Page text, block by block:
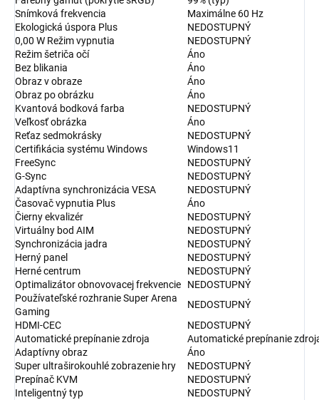
Snímková frekvencia
Maximálne 60 Hz
Ekologická úspora Plus
NEDOSTUPNÝ
0,00 W Režim vypnutia
NEDOSTUPNÝ
Režim šetriča očí
Áno
Bez blikania
Áno
Obraz v obraze
Áno
Obraz po obrázku
Áno
Kvantová bodková farba
NEDOSTUPNÝ
Veľkosť obrázka
Áno
Reťaz sedmokrásky
NEDOSTUPNÝ
Certifikácia systému Windows
Windows11
FreeSync
NEDOSTUPNÝ
G-Sync
NEDOSTUPNÝ
Adaptívna synchronizácia VESA
NEDOSTUPNÝ
Časovač vypnutia Plus
Áno
Čierny ekvalizér
NEDOSTUPNÝ
Virtuálny bod AIM
NEDOSTUPNÝ
Synchronizácia jadra
NEDOSTUPNÝ
Herný panel
NEDOSTUPNÝ
Herné centrum
NEDOSTUPNÝ
Optimalizátor obnovovacej frekvencie
NEDOSTUPNÝ
Používateľské rozhranie Super Arena
Gaming
NEDOSTUPNÝ
HDMI-CEC
NEDOSTUPNÝ
Automatické prepínanie zdroja
Automatické prepínanie
Adaptívny obraz
Áno
Super ultraširokouhlé zobrazenie hry
NEDOSTUPNÝ
Prepínač KVM
NEDOSTUPNÝ
Inteligentný typ
NEDOSTUPNÝ